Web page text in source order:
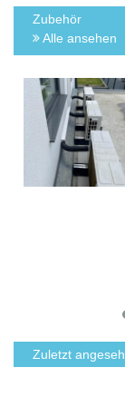
Zubehör
Alle ansehen
Zuletzt